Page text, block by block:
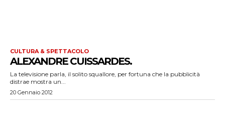
CULTURA & SPETTACOLO
ALEXANDRE CUISSARDES.
La televisione parla, il solito squallore, per fortuna che la pubblicità
distrae mostra un...
20 Gennaio 2012